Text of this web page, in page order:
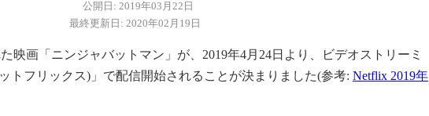
公開日: 2019年03月22日
最終更新日: 2020年02月19日
映画「ニンジャバットマン」が、2019年4月24日より、ビデオストリーミ
トフリックス)」で配信開始されることが決まりました(参考: Netflix 2019年